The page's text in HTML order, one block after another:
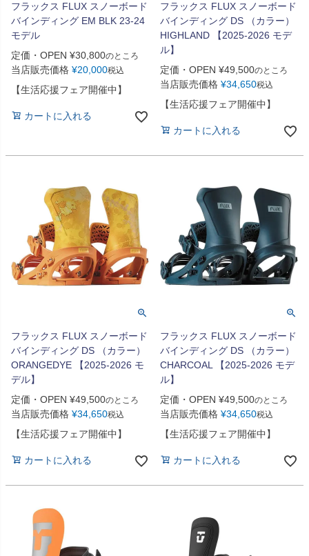
フラックス FLUX スノーボード
バインディング EM BLK 23-24
モデル
定価・OPEN ¥30,800のところ
当店販売価格 ¥20,000税込
【生活応援フェア開催中】
カートに入れる
フラックス FLUX スノーボード
バインディング DS （カラー）
HIGHLAND 【2025-2026 モデ
ル】
定価・OPEN ¥49,500のところ
当店販売価格 ¥34,650税込
【生活応援フェア開催中】
カートに入れる
フラックス FLUX スノーボード
バインディング DS （カラー）
ORANGEDYE 【2025-2026 モ
デル】
定価・OPEN ¥49,500のところ
当店販売価格 ¥34,650税込
【生活応援フェア開催中】
カートに入れる
フラックス FLUX スノーボード
バインディング DS （カラー）
CHARCOAL 【2025-2026 モデ
ル】
定価・OPEN ¥49,500のところ
当店販売価格 ¥34,650税込
【生活応援フェア開催中】
カートに入れる